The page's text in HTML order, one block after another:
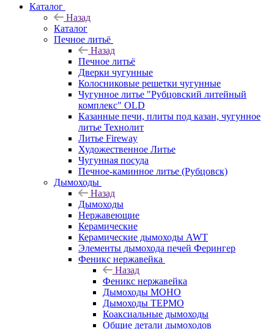
Каталог
Назад
Каталог
Печное литьё
Назад
Печное литьё
Дверки чугунные
Колосниковые решетки чугунные
Чугунное литье "Рубцовский литейный
комплекс" OLD
Казанные печи, плиты под казан, чугунное
литье Технолит
Литье Fireway
Художественное Литье
Чугунная посуда
Печное-каминное литье (Рубцовск)
Дымоходы
Назад
Дымоходы
Нержавеющие
Керамические
Керамические дымоходы AWT
Элементы дымохода печей Ферингер
Феникс нержавейка
Назад
Феникс нержавейка
Дымоходы МОНО
Дымоходы ТЕРМО
Коаксиальные дымоходы
Общие детали дымоходов